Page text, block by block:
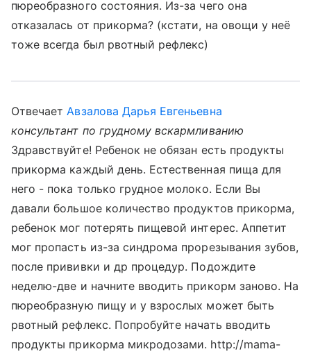
пюреобразного состояния. Из-за чего она
отказалась от прикорма? (кстати, на овощи у неё
тоже всегда был рвотный рефлекс)
ОтвечаетАвзалова Дарья Евгеньевна
консультант по грудному вскармливанию
Здравствуйте! Ребенок не обязан есть продукты
прикорма каждый день. Естественная пища для
него - пока только грудное молоко. Если Вы
давали большое количество продуктов прикорма,
ребенок мог потерять пищевой интерес. Аппетит
мог пропасть из-за синдрома прорезывания зубов,
после прививки и др процедур. Подождите
неделю-две и начните вводить прикорм заново. На
пюреобразную пищу и у взрослых может быть
рвотный рефлекс. Попробуйте начать вводить
продукты прикорма микродозами. http://mama-